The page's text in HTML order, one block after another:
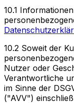
10.1
10.2 Soweit der
Nutzer oder
Verantwortliche
im Sinne der
("AVV")